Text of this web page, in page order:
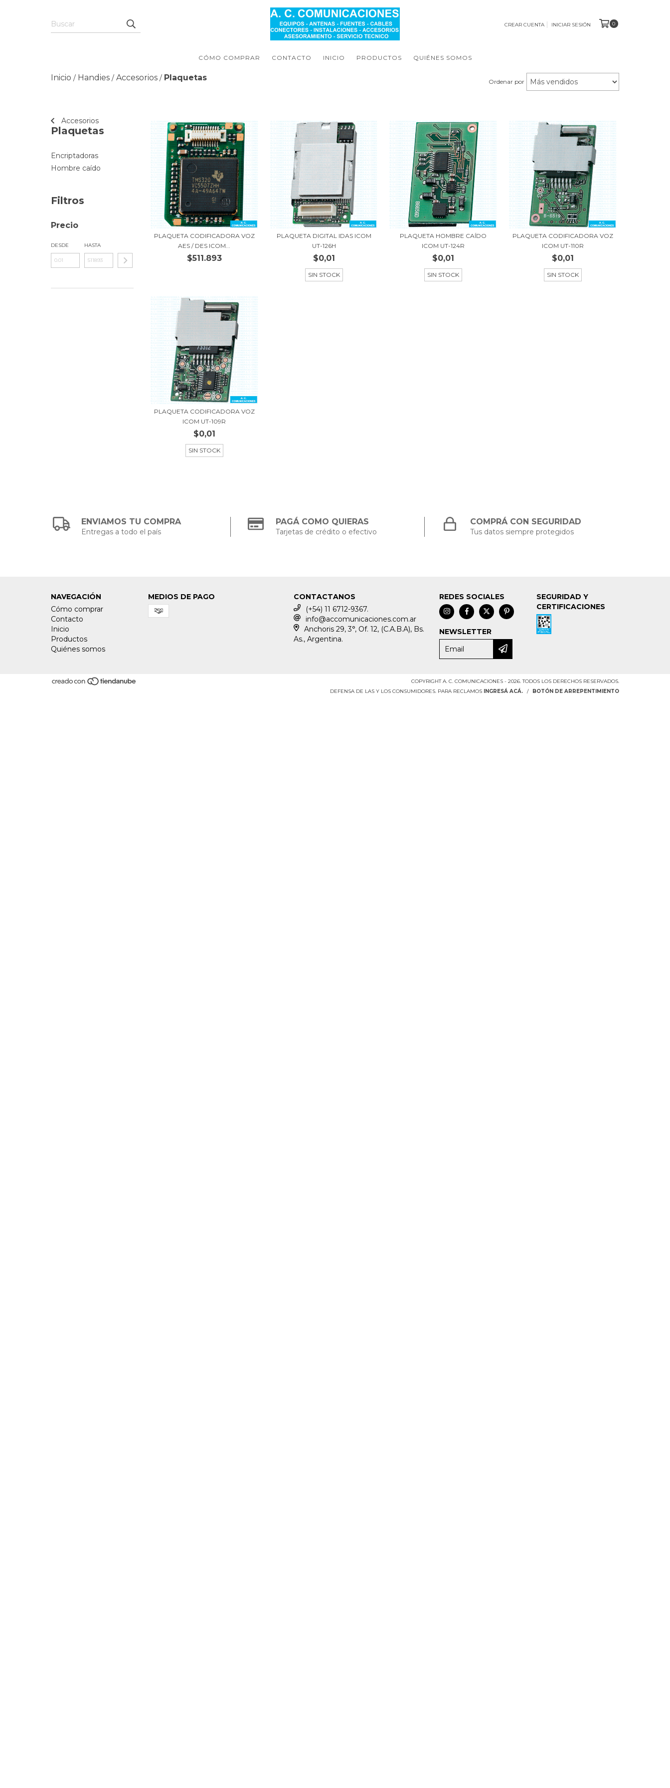
CREAR CUENTA INICIAR SESIÓN 0
CÓMO COMPRAR CONTACTO INICIO PRODUCTOS QUIÉNES SOMOS
Inicio / Handies / Accesorios / Plaquetas Ordenar por
Accesorios
Plaquetas
Encriptadoras
Hombre caído
Filtros
Precio
DESDE HASTA
PLAQUETA CODIFICADORA VOZ
AES / DES ICOM...
$511.893
PLAQUETA DIGITAL IDAS ICOM
UT-126H
$0,01
SIN STOCK
PLAQUETA HOMBRE CAÍDO
ICOM UT-124R
$0,01
SIN STOCK
PLAQUETA CODIFICADORA VOZ
ICOM UT-110R
$0,01
SIN STOCK
PLAQUETA CODIFICADORA VOZ
ICOM UT-109R
$0,01
SIN STOCK
ENVIAMOS TU COMPRA
Entregas a todo el país
PAGÁ COMO QUIERAS
Tarjetas de crédito o efectivo
COMPRÁ CON SEGURIDAD
Tus datos siempre protegidos
NAVEGACIÓN
Cómo comprar
Contacto
Inicio
Productos
Quiénes somos
MEDIOS DE PAGO
CONTACTANOS
(+54) 11 6712-9367.
info@accomunicaciones.com.ar
Anchoris 29, 3°, Of. 12, (C.A.B.A), Bs.
As., Argentina.
REDES SOCIALES
NEWSLETTER
SEGURIDAD Y
CERTIFICACIONES
COPYRIGHT A. C. COMUNICACIONES - 2026. TODOS LOS DERECHOS RESERVADOS.
DEFENSA DE LAS Y LOS CONSUMIDORES. PARA RECLAMOS INGRESÁ ACÁ. / BOTÓN DE ARREPENTIMIENTO